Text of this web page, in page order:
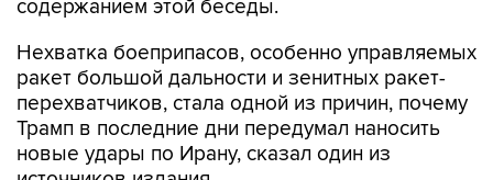
содержанием этой беседы.
Нехватка боеприпасов, особенно управляемых
ракет большой дальности и зенитных ракет-
перехватчиков, стала одной из причин, почему
Трамп в последние дни передумал наносить
новые удары по Ирану, сказал один из